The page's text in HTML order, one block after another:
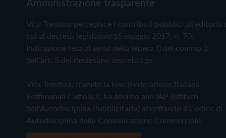
Vita Trentina percepisce i contributi pubblici all'editoria
cui al decreto legislativo 15 maggio 2017, n. 70.
Indicazione resa ai sensi della lettera f) del comma 2
dell'art. 5 del medesimo decreto Lgs.
Vita Trentina, tramite la Fisc (Federazione Italiana
Settimanali Cattolici), ha aderito allo IAP (Istituto
dell'Autodisciplina Pubblicitaria) accettando il Codice di
Autodisciplina della Comunicazione Commerciale